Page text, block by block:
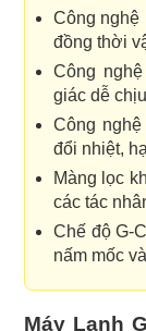
Công nghệ
đồng thời
Công
giác dễ
Công
đổi nhiệt,
Màng lọc
các tác
Chế độ G-
nấm mốc
Máy Lạnh